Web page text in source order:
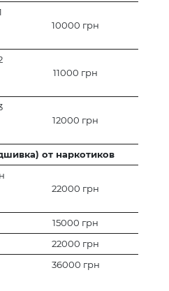
10000 грн
11000 грн
12000 грн
от наркотиков
22000 грн
15000 грн
22000 грн
36000 грн